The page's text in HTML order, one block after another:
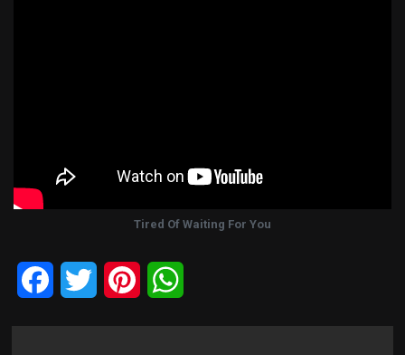
Tired Of Waiting For You
Facebook
Twitter Pinterest